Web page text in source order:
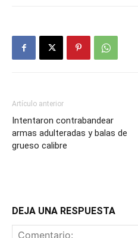
Artículo anterior
Intentaron contrabandear
armas adulteradas y balas de
grueso calibre
DEJA UNA RESPUESTA